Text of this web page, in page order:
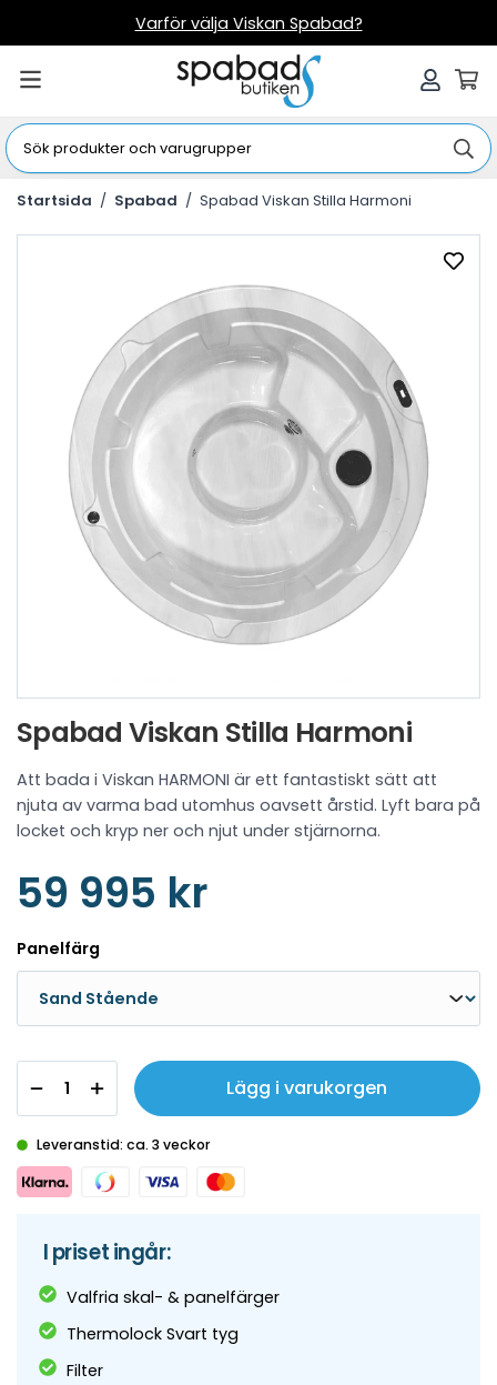
Varför välja Viskan Spabad?
Startsida / Spabad / Spabad Viskan Stilla Harmoni
Spabad Viskan Stilla Harmoni
Att bada i Viskan HARMONI är ett fantastiskt sätt att
njuta av varma bad utomhus oavsett årstid. Lyft bara på
locket och kryp ner och njut under stjärnorna.
59 995 kr
Panelfärg
Lägg i varukorgen
Leveranstid: ca. 3 veckor
I priset ingår:
Valfria skal- & panelfärger
Thermolock Svart tyg
Filter